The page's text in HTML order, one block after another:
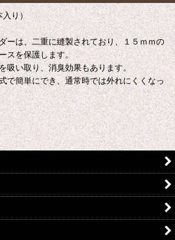
入り）
ーは、二重に縫製されており、１５ｍｍの
スを保護します。
吸い取り、消臭効果もあります。
で簡単にでき、通常時では外れにくくなっ